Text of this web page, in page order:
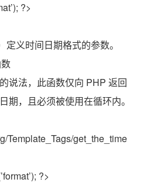
?>
义时间日期格式的参数。
说法，此函数仅向 PHP 返回
期，且必须被使用在循环内。
Template_Tags/get_the_time
?>